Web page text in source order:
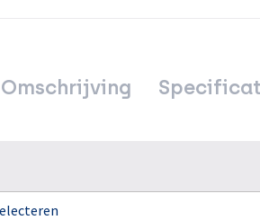
Omschrijving